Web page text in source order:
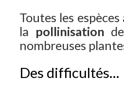
Toutes les
la pollinisation
nombreuses
Des difficultés…